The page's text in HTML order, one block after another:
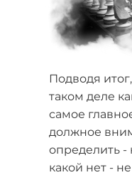
Подводя
таком деле
самое
должное
определить -
какой нет -